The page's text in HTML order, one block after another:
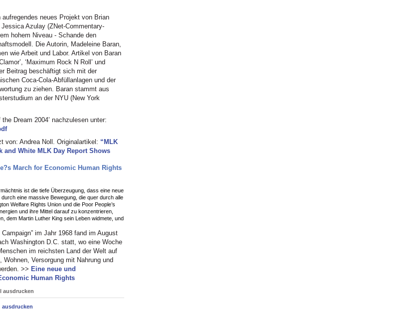
neues Projekt von Brian
Azulay (ZNet-Commentary-
hohem Niveau - Schande den
Die Autorin, Madeleine Baran,
wie Arbeit und Labor. Artikel von Baran
‘Maximum Rock N Roll’ und
Beitrag beschäftigt sich mit der
Coca-Cola-Abfüllanlagen und der
zu ziehen. Baran stammt aus
an der NYU (New York
Dream 2004’ nachzulesen unter:
von: Andrea Noll. Originalartikel: “MLK
and White MLK Day Report Shows
March for Economic Human Rights
ist die tiefe Überzeugung, dass eine neue
eine massive Bewegung, die quer durch alle
Welfare Rights Union und die Poor People’s
und ihre Mittel darauf zu konzentrieren,
dem Martin Luther King sein Leben widmete, und
im Jahr 1968 fand im August
Washington D.C. statt, wo eine Woche
im reichsten Land der Welt auf
Versorgung mit Nahrung und
>> Eine neue und
Human Rights
ausdrucken
ausdrucken